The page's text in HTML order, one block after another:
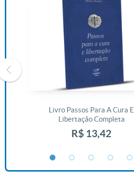
Livro Passos Para A Cura E
Libertação Completa
R$ 13,42